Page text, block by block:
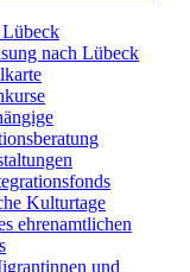
nach Lübeck
Kulturtage
ehrenamtlichen
und